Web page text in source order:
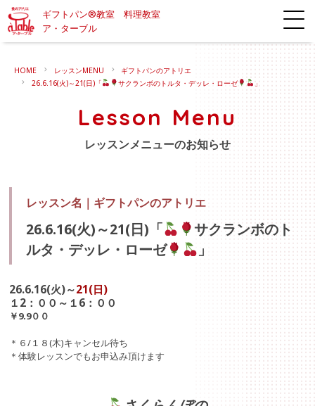
ギフトパン®教室 料理教室
ア・ターブル
HOME レッスンMENU
ギフトパンのアトリエ
26.6.16(火)～21(日)「
サクランボのトルタ・デッレ・ローゼ 」
Lesson Menu
レッスンメニューのお知らせ
レッスン名｜ ギフトパンのアトリエ
26.6.16(火)～21(日)「
サクランボのト
ルタ・デッレ・ローゼ
」
26.6.16(火)～21(日)
１2：００～１6：００
￥9.9００
＊６/１８(木)キャンセル待ち
＊体験レッスンでもお申込み頂けます